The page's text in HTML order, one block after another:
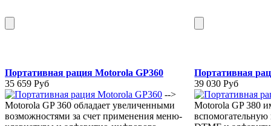
Портативная рация Motorola GP360
35 659 Руб
-->
Motorola GP 360 обладает увеличенными
возможностями за счет применения меню-
Портативная
39 030 Руб
Motorola GP 380
вспомогательную